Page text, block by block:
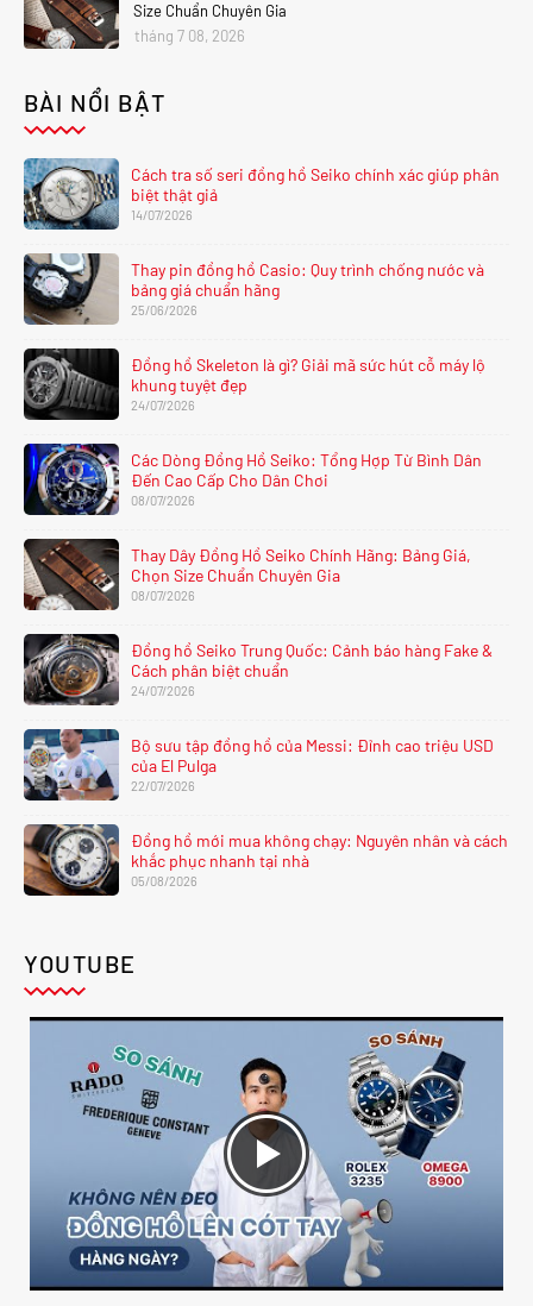
Size Chuẩn Chuyên Gia
tháng 7 08, 2026
BÀI NỔI BẬT
Cách tra số seri đồng hồ Seiko chính xác giúp phân
biệt thật giả
14/07/2026
Thay pin đồng hồ Casio: Quy trình chống nước và
bảng giá chuẩn hãng
25/06/2026
Đồng hồ Skeleton là gì? Giải mã sức hút cỗ máy lộ
khung tuyệt đẹp
24/07/2026
Các Dòng Đồng Hồ Seiko: Tổng Hợp Từ Bình Dân
Đến Cao Cấp Cho Dân Chơi
08/07/2026
Thay Dây Đồng Hồ Seiko Chính Hãng: Bảng Giá,
Chọn Size Chuẩn Chuyên Gia
08/07/2026
Đồng hồ Seiko Trung Quốc: Cảnh báo hàng Fake &
Cách phân biệt chuẩn
24/07/2026
Bộ sưu tập đồng hồ của Messi: Đỉnh cao triệu USD
của El Pulga
22/07/2026
Đồng hồ mới mua không chạy: Nguyên nhân và cách
khắc phục nhanh tại nhà
05/08/2026
YOUTUBE